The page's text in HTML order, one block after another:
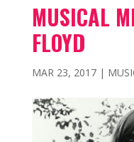
MUSICAL
FLOYD
MAR 23, 2017|